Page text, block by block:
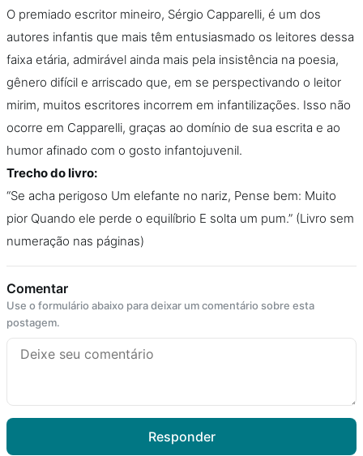
Cursos On line
E-Books
Eventos
Podcast
Assine
Taba na Escola
O premiado escritor mineiro, Sérgio Capparelli, é um dos
autores infantis que mais têm entusiasmado os leitores dessa
faixa etária, admirável ainda mais pela insistência na poesia,
gênero difícil e arriscado que, em se perspectivando o leitor
mirim, muitos escritores incorrem em infantilizações. Isso não
ocorre em Capparelli, graças ao domínio de sua escrita e ao
humor afinado com o gosto infantojuvenil.
Trecho do livro:
“Se acha perigoso Um elefante no nariz, Pense bem: Muito
pior Quando ele perde o equilíbrio E solta um pum.” (Livro sem
numeração nas páginas)
Comentar
Use o formulário abaixo para deixar um comentário sobre esta
postagem.
Responder